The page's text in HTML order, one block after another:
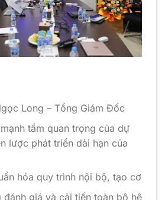
Long – Tổng Giám Đốc
tầm quan trọng của dự
lược phát triển dài hạn của
hóa quy trình nội bộ, tạo cơ
đánh giá và cải tiến toàn bộ hệ